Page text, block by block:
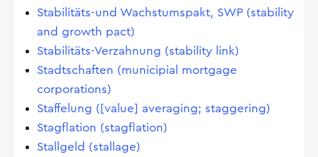
Stabilitäts-und Wachstumspakt, SWP (stability
and growth pact)
Stabilitäts-Verzahnung (stability link)
Stadtschaften (municipial mortgage
corporations)
Staffelung ([value] averaging; staggering)
Stagflation (stagflation)
Stallgeld (stallage)